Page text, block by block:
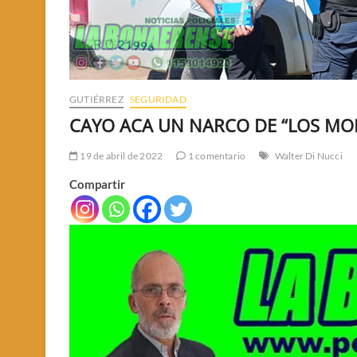
GUTIÉRREZ SEGURIDAD
CAYO ACA UN NARCO DE “LOS
19 de abril de 2022 1 comentario Walter Di Nucci
Compartir